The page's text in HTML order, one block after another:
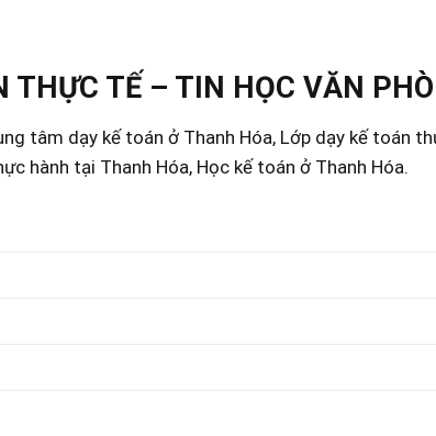
THỰC TẾ – TIN HỌC VĂN
tâm dạy kế toán ở Thanh Hóa, Lớp dạy kế toán
hành tại Thanh Hóa, Học kế toán ở Thanh Hóa.